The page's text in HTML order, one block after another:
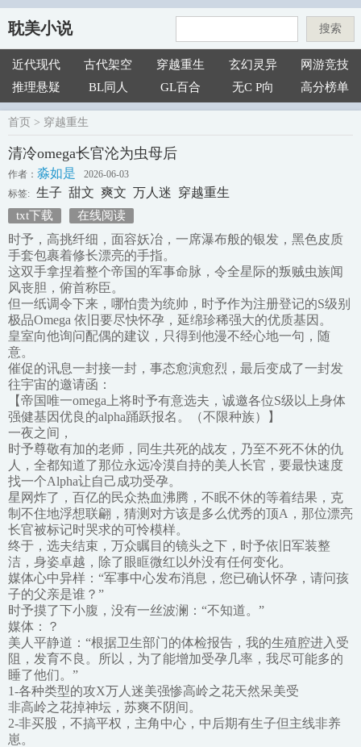
耽美小说 搜索
近代现代 古代架空 穿越重生 玄幻灵异
网游竞技
推理悬疑
BL同人 GL百合 无C P向 高分榜单
首页 > 穿越重生
清冷omega长官沦为虫母后
作者： 淼如是
2026-06-03
标签: 生子 甜文 爽文 万人迷 穿越重生
txt下载 在线阅读
时予，高挑纤细，面容妖冶，一席瀑布般的银发，黑色皮质
手套包裹着修长漂亮的手指。
这双手拿捏着整个帝国的军事命脉，令全星际的叛贼虫族闻
风丧胆，俯首称臣。
但一纸调令下来，哪怕贵为统帅，时予作为注册登记的S级别
极品Omega 依旧要尽快怀孕，延绵珍稀强大的优质基因。
皇室向他询问配偶的建议，只得到他漫不经心地一句，随
意。
催促的讯息一封接一封，事态愈演愈烈，最后变成了一封发
往宇宙的邀请函：
【帝国唯一omega上将时予有意选夫，诚邀各位S级以上身体
强健基因优良的alpha踊跃报名。（不限种族）】
一夜之间，
时予尊敬有加的老师，同生共死的战友，乃至不死不休的仇
人，全都知道了那位永远冷漠自持的美人长官，要最快速度
找一个Alpha让自己成功受孕。
星网炸了，百亿的民众热血沸腾，不眠不休的等着结果，克
制不住地浮想联翩，猜测对方该是多么优秀的顶A，那位漂亮
长官被标记时哭求的可怜模样。
终于，选夫结束，万众瞩目的镜头之下，时予依旧军装整
洁，身姿卓越，除了眼眶微红以外没有任何变化。
媒体心中异样：“军事中心发布消息，您已确认怀孕，请问孩
子的父亲是谁？”
时予摸了下小腹，没有一丝波澜：“不知道。”
媒体：？
美人平静道：“根据卫生部门的体检报告，我的生殖腔进入受
阻，发育不良。所以，为了能增加受孕几率，我尽可能多的
睡了他们。”
1-各种类型的攻X万人迷美强惨高岭之花天然呆美受
非高岭之花掉神坛，苏爽不阴间。
2-非买股，不搞平权，主角中心，中后期有生子但主线非养
崽。